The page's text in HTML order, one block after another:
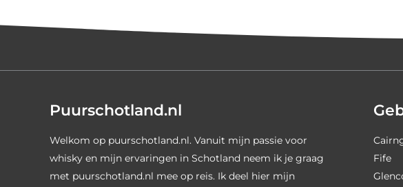
Puurschotland.nl
Welkom op puurschotland.nl. Vanuit mijn passie voor
whisky en mijn ervaringen in Schotland neem ik je graag
met puurschotland.nl mee op reis. Ik deel hier mijn
Fife